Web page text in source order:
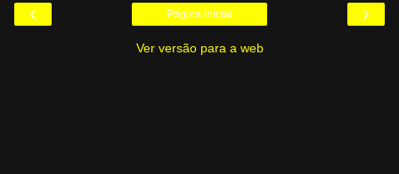
‹ ›
Página inicial
Ver versão para a web